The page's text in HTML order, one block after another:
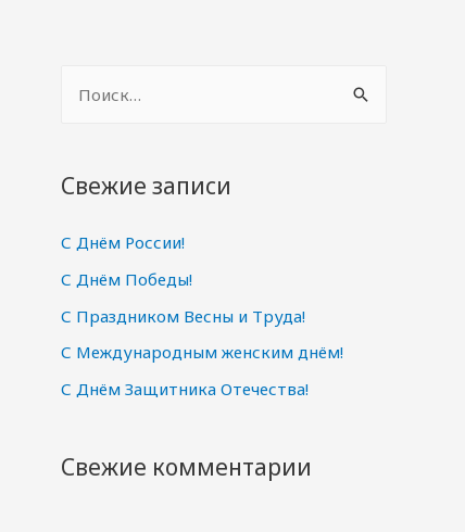
т
:
Свежие записи
С Днём России!
С Днём Победы!
С Праздником Весны и Труда!
С Международным женским днём!
С Днём Защитника Отечества!
Свежие комментарии